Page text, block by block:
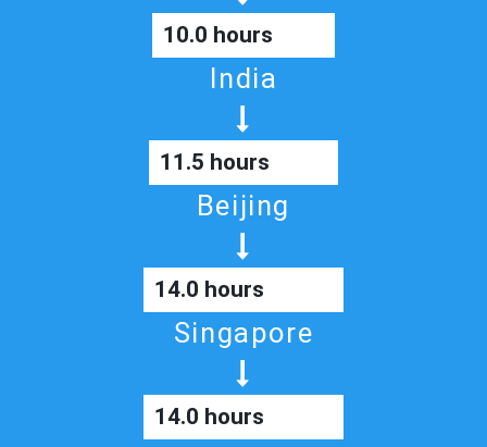
10.0 hours
India
11.5 hours
Beijing
14.0 hours
Singapore
14.0 hours